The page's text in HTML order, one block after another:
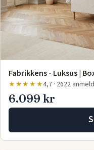
Fabrikkens - Luksus |
★★★★★4,7 · 2622
6.099 kr